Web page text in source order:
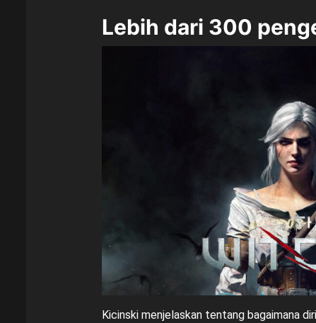
Lebih dari 300
Kicinski menjelaskan tentang bagaimana